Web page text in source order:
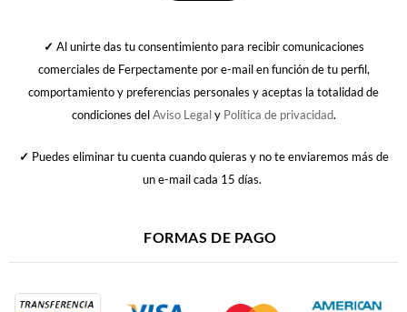
✓ Al unirte das tu consentimiento para recibir comunicaciones
comerciales de Ferpectamente por e-mail en función de tu perfil,
comportamiento y preferencias personales y aceptas la totalidad de
condiciones delAviso Legaly Política de privacidad.
✓ Puedes eliminar tu cuenta cuando quieras y no te enviaremos más de
un e-mail cada 15 días.
FORMAS DE PAGO